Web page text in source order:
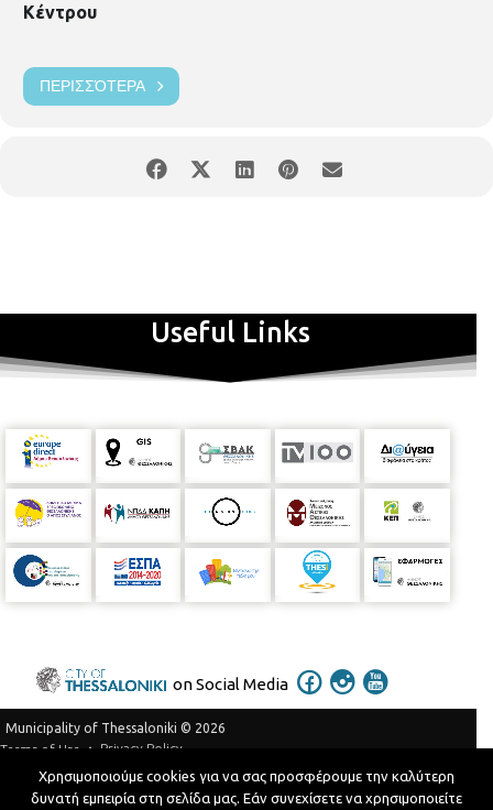
Κέντρου
ΠΕΡΙΣΣΌΤΕΡΑ
Useful Links
on Social Media
Municipality of Thessaloniki © 2026
Terms of Use
Privacy Policy
Telephone Catalog
Χρησιμοποιούμε cookies για να σας προσφέρουμε την καλύτερη
δυνατή εμπειρία στη σελίδα μας. Εάν συνεχίσετε να χρησιμοποιείτε